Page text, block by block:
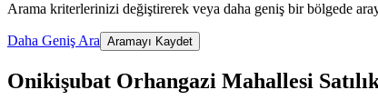
Arama kriterlerinizi değiştirerek veya daha geniş bir bölgede
Daha Geniş Ara Aramayı Kaydet
Onikişubat Orhangazi Mahallesi